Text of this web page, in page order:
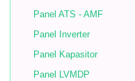
Panel ATS - AMF
Panel Inverter
Panel Kapasitor
Panel LVMDP